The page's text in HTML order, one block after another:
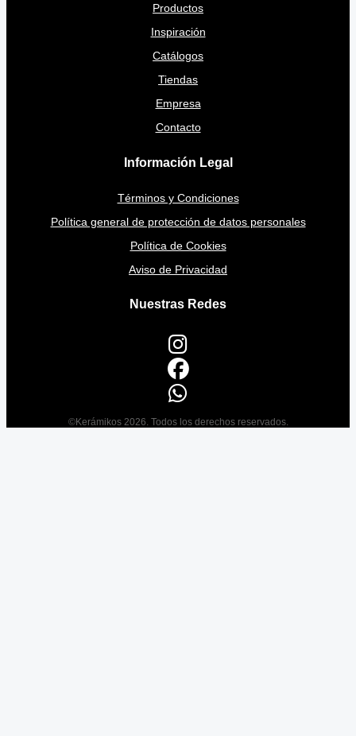
Productos
Inspiración
Catálogos
Tiendas
Empresa
Contacto
Información Legal
Términos y Condiciones
Política general de protección de datos personales
Política de Cookies
Aviso de Privacidad
Nuestras Redes
©Kerámikos 2026. Todos los derechos reservados.